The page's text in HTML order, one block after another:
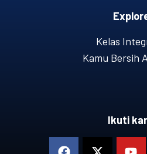
Kelas
Kamu Bersih
Ikuti